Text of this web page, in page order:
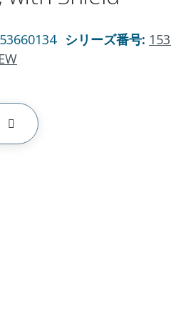
シリーズ番号: